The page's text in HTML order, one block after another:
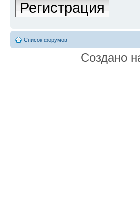
Регистрация
Список форумов
Создано